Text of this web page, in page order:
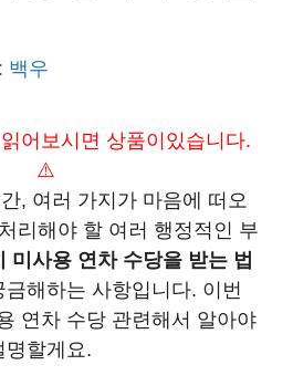
백우
어보시면 상품이있습니다.
⚠️
, 여러 가지가 마음에 떠오
리해야 할 여러 행정적인 부
미사용 연차 수당을 받는 법
해하는 사항입니다. 이번
연차 수당 관련해서 알아야
명할게요.